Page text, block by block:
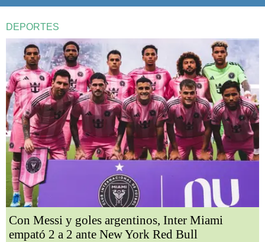
DEPORTES
Con Messi y goles argentinos, Inter Miami
empató 2 a 2 ante New York Red Bull